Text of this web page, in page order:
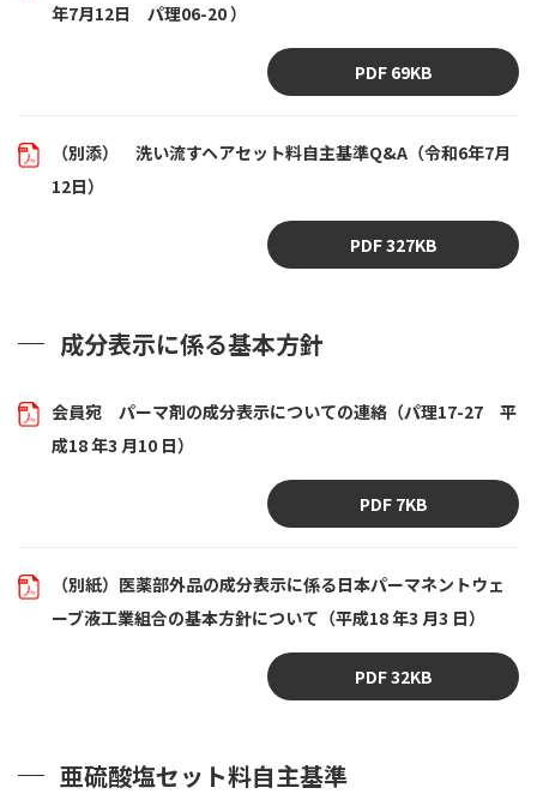
年7月12日 パ理06-20 ）
PDF 69KB
（別添） 洗い流すヘアセット料自主基準Q&A（令和6年7月
12日）
PDF 327KB
成分表示に係る基本方針
会員宛 パーマ剤の成分表示についての連絡（パ理17-27 平
成18 年3 月10 日）
PDF 7KB
（別紙）医薬部外品の成分表示に係る日本パーマネントウェ
ーブ液工業組合の基本方針について（平成18 年3 月3 日）
PDF 32KB
亜硫酸塩セット料自主基準